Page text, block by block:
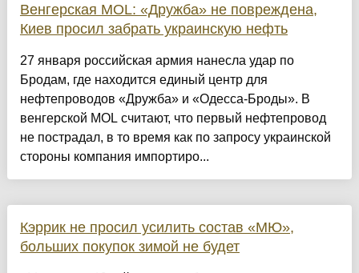
Венгерская MOL: «Дружба» не повреждена,
Киев просил забрать украинскую нефть
27 января российская армия нанесла удар по
Бродам, где находится единый центр для
нефтепроводов «Дружба» и «Одесса-Броды». В
венгерской MOL считают, что первый нефтепровод
не пострадал, в то время как по запросу украинской
стороны компания импортиро...
Кэррик не просил усилить состав «МЮ»,
больших покупок зимой не будет